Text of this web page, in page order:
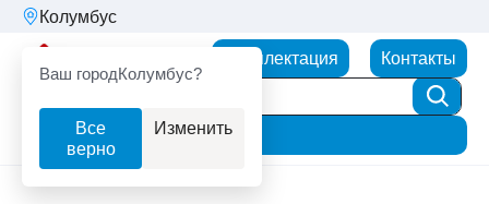
Колумбус
Ваш городКолумбус?
Все
верно
Изменить
Комплектация Контакты
Фильтр